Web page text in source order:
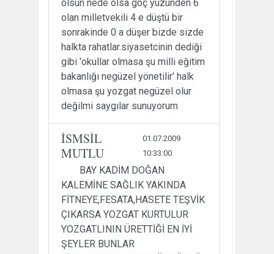
olsun nede olsa göç yüzünden 6
olan milletvekili 4 e düştü bir
sonrakinde 0 a düşer bizde sizde
halkta rahatlar.siyasetcinin dediği
gibi 'okullar olmasa şu milli eğitim
bakanlığı negüzel yönetilir' halk
olmasa şu yozgat negüzel olur
değilmi saygılar sunuyorum
İSMSİL
MUTLU
01.07.2009
10:33:00
BAY KADİM DOĞAN
KALEMİNE SAĞLIK YAKINDA
FİTNEYE,FESATA,HASETE TEŞVİK
ÇIKARSA YOZGAT KURTULUR
YOZGATLININ ÜRETTİĞİ EN İYİ
ŞEYLER BUNLAR